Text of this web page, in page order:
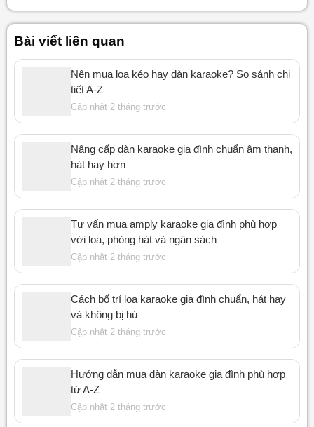
Bài viết liên quan
Nên mua loa kéo hay dàn karaoke? So sánh chi
tiết A-Z
Cập nhật 2 tháng trước
Nâng cấp dàn karaoke gia đình chuẩn âm thanh,
hát hay hơn
Cập nhật 2 tháng trước
Tư vấn mua amply karaoke gia đình phù hợp
với loa, phòng hát và ngân sách
Cập nhật 2 tháng trước
Cách bố trí loa karaoke gia đình chuẩn, hát hay
và không bị hú
Cập nhật 2 tháng trước
Hướng dẫn mua dàn karaoke gia đình phù hợp
từ A-Z
Cập nhật 2 tháng trước